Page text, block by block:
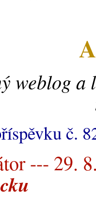
weblog a
č.
--- 29.